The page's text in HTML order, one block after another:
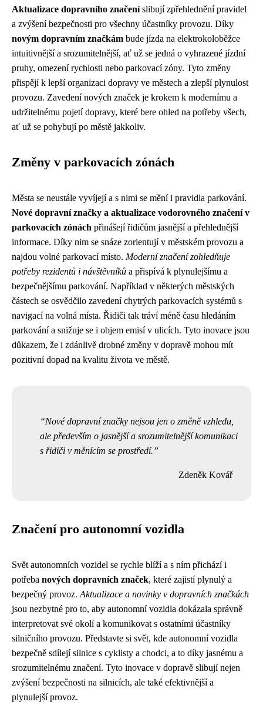
Aktualizace dopravního značeníslibují zpřehlednění pravidel
a zvýšení bezpečnosti pro všechny účastníky provozu. Díky
novým dopravním značkám bude jízda na elektrokoloběžce
intuitivnější a srozumitelnější, ať už se jedná o vyhrazené jízdní
pruhy, omezení rychlosti nebo parkovací zóny. Tyto změny
přispějí k lepší organizaci dopravy ve městech a zlepší plynulost
provozu. Zavedení nových značek je krokem k modernímu a
udržitelnému pojetí dopravy, které bere ohled na potřeby všech,
ať už se pohybují po městě jakkoliv.
Změny v parkovacích zónách
Města se neustále vyvíjejí a s nimi se mění i pravidla parkování.
Nové dopravní značky a aktualizace vodorovného značení v
parkovacích zónách přinášejí řidičům jasnější a přehlednější
informace. Díky nim se snáze zorientují v městském provozu a
najdou volné parkovací místo. Moderní značení zohledňuje
potřeby rezidentů i návštěvníků a přispívá k plynulejšímu a
bezpečnějšímu parkování. Například v některých městských
částech se osvědčilo zavedení chytrých parkovacích systémů s
navigací na volná místa. Řidiči tak tráví méně času hledáním
parkování a snižuje se i objem emisí v ulicích. Tyto inovace jsou
důkazem, že i zdánlivě drobné změny v dopravě mohou mít
pozitivní dopad na kvalitu života ve městě.
Nové dopravní značky nejsou jen o změně vzhledu,
ale především o jasnější a srozumitelnější komunikaci
s řidiči v měnícím se prostředí.
Zdeněk Kovář
Značení pro autonomní vozidla
Svět autonomních vozidel se rychle blíží a s ním přichází i
potřeba nových dopravních značek, které zajistí plynulý a
bezpečný provoz. Aktualizace a novinky v dopravních značkách
jsou nezbytné pro to, aby autonomní vozidla dokázala správně
interpretovat své okolí a komunikovat s ostatními účastníky
silničního provozu. Představte si svět, kde autonomní vozidla
bezpečně sdílejí silnice s cyklisty a chodci, a to díky jasnému a
srozumitelnému značení. Tyto inovace v dopravě slibují nejen
zvýšení bezpečnosti na silnicích, ale také efektivnější a
plynulejší provoz.